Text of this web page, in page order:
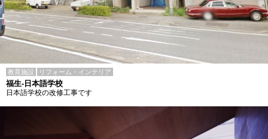
教育施設 リフォーム・インテリア
福生-日本語学校
日本語学校の改修工事です